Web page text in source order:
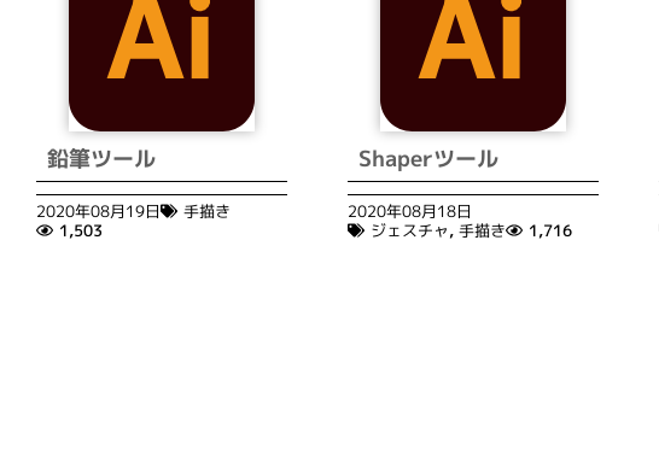
鉛筆ツール
2020年08月19日
手描き
1,503
Shaperツール
2020年08月18日
ジェスチャ, 手描き 1,716